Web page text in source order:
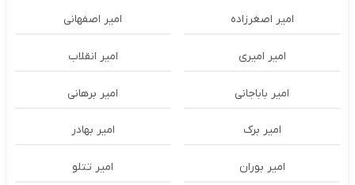
امیر اصغرزاده امیر اصفهانی
امیر امیری امیر انقلاب
امیر باباجانی امیر برهانی
امیر برک امیر بهادر
امیر بوران امیر تتلو